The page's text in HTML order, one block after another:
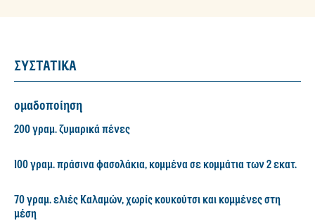
ΣΥΣΤΑΤΙΚΑ
ομαδοποίηση
200 γραμ. ζυμαρικά πένες
100 γραμ. πράσινα φασολάκια, κομμένα σε κομμάτια των 2 εκατ.
70 γραμ. ελιές Καλαμών, χωρίς κουκούτσι και κομμένες στη
μέση